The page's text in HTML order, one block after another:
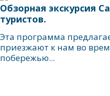
Обзорная экскурсия
туристов.
Эта программа
приезжают к нам во
побережью...